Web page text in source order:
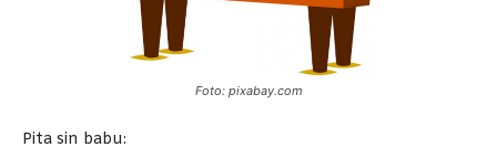
Foto: pixabay.com
Pita sin babu: